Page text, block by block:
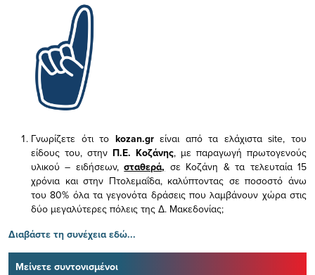
Γνωρίζετε ότι το kozan.gr είναι από τα ελάχισταsite, του
είδους του, στην Π.Ε. Κοζάνης, με παραγωγή πρωτογενούς
υλικού – ειδήσεων,σταθερά, σε Κοζάνη & τα τελευταία 15
χρόνια και στην Πτολεμαΐδα, καλύπτοντας σε ποσοστό άνω
του 80% όλα τα γεγονότα δράσεις που λαμβάνουν χώρα στις
δύο μεγαλύτερες πόλεις της Δ. Μακεδονίας;
Διαβάστε τη συνέχεια εδώ...
Μείνετε συντονισμένοι